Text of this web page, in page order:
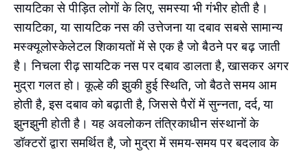
सायटिका से पीड़ित लोगों के लिए, समस्या भी गंभीर होती है।
सायटिका, या सायटिक नस की उत्तेजना या दबाव सबसे सामान्य
मस्क्यूलोस्केलेटल शिकायतों में से एक है जो बैठने पर बढ़ जाती
है। निचला रीढ़ सायटिक नस पर दबाव डालता है, खासकर अगर
मुद्रा गलत हो। कूल्हे की झुकी हुई स्थिति, जो बैठते समय आम
होती है, इस दबाव को बढ़ाती है, जिससे पैरों में सुन्नता, दर्द, या
झुनझुनी होती है। यह अवलोकन तंत्रिकाधीन संस्थानों के
डॉक्टरों द्वारा समर्थित है, जो मुद्रा में समय-समय पर बदलाव के